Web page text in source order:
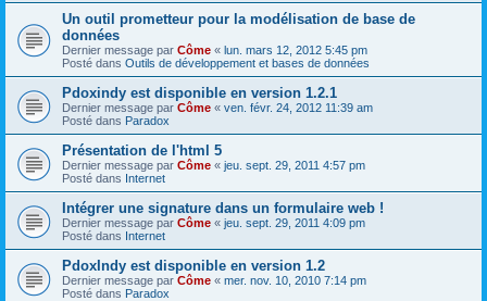
Un outil prometteur pour la modélisation de base de
données
Dernier message par Côme « lun. mars 12, 2012 5:45 pm
Posté dans Outils de développement et bases de données
Pdoxindy est disponible en version 1.2.1
Dernier message par Côme « ven. févr. 24, 2012 11:39 am
Posté dans Paradox
Présentation de l'html 5
Dernier message par Côme « jeu. sept. 29, 2011 4:57 pm
Posté dans Internet
Intégrer une signature dans un formulaire web !
Dernier message par Côme « jeu. sept. 29, 2011 4:09 pm
Posté dans Internet
PdoxIndy est disponible en version 1.2
Dernier message par Côme « mer. nov. 10, 2010 7:14 pm
Posté dans Paradox